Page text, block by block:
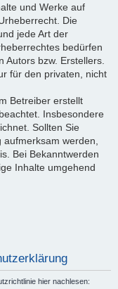
und Werke auf
Die
jede Art der
bedürfen
bzw. Erstellers.
für den privaten, nicht
Betreiber erstellt
Insbesondere
Sollten Sie
werden,
Bei Bekanntwerden
Inhalte umgehend
hier nachlesen: